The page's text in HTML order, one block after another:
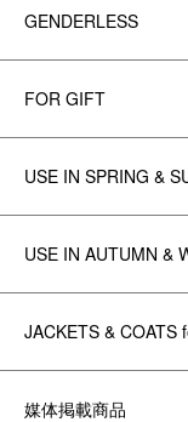
GENDERLESS
FOR GIFT
USE IN SPRING &
USE IN AUTUMN &
JACKETS & COATS
媒体掲載商品